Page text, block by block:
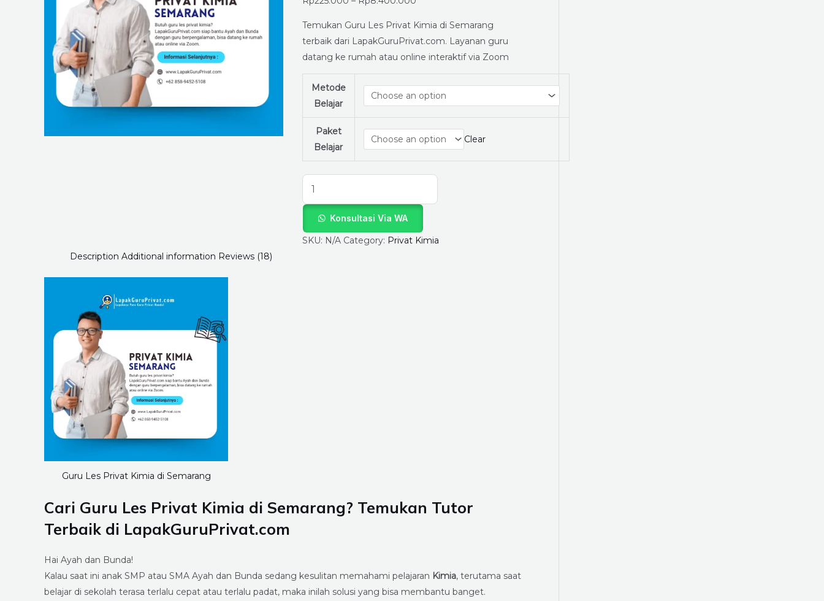
Temukan Guru Les Privat Kimia di Semarang
terbaik dari LapakGuruPrivat.com. Layanan guru
datang ke rumah atau online interaktif via Zoom
Metode
Belajar
Paket
Belajar
Clear
Tutor
Terbaik
di
Konsultasi Via WA
SKU: N/A Category: Privat Kimia
Description Additional information Reviews (18)
Guru Les Privat Kimia di Semarang
Cari Guru Les Privat Kimia di Semarang? Temukan Tutor
Terbaik di LapakGuruPrivat.com
Hai Ayah dan Bunda!
Kalau saat ini anak SMP atau SMA Ayah dan Bunda sedang kesulitan memahami pelajaran Kimia, terutama saat
belajar di sekolah terasa terlalu cepat atau terlalu padat, maka inilah solusi yang bisa membantu banget.